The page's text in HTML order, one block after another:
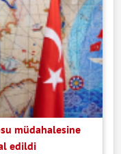
müdahalesine
edildi